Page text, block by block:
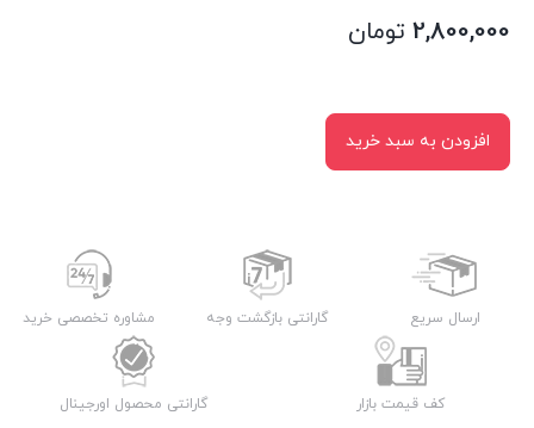
2,800,000 تومان
افزودن به سبد خرید
ارسال سریع گارانتی بازگشت وجه مشاوره تخصصی خرید
کف قیمت بازار گارانتی محصول اورجینال